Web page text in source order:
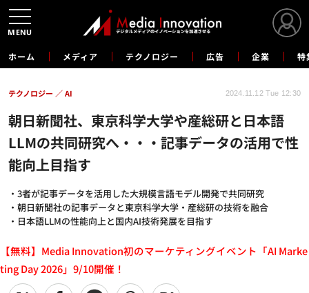
ホーム メディア テクノロジー 広告 企業 特
朝日新聞社、東京科学大学や産総研と日本語
LLMの共同研究へ・・・記事データの活用で性
能向上目指す
・3者が記事データを活用した大規模言語モデル開発で共同研究
・朝日新聞社の記事データと東京科学大学・産総研の技術を融合
・日本語LLMの性能向上と国内AI技術発展を目指す
テクノロジー AI 2024.11.12 Tue 12:30
【無料】Media Innovation初のマーケティングイベント「AI Marke
ting Day 2026」9/10開催！
MENU